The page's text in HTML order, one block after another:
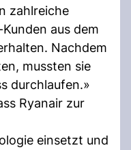
zahlreiche
aus dem
Nachdem
mussten sie
durchlaufen.»
Ryanair zur
einsetzt und